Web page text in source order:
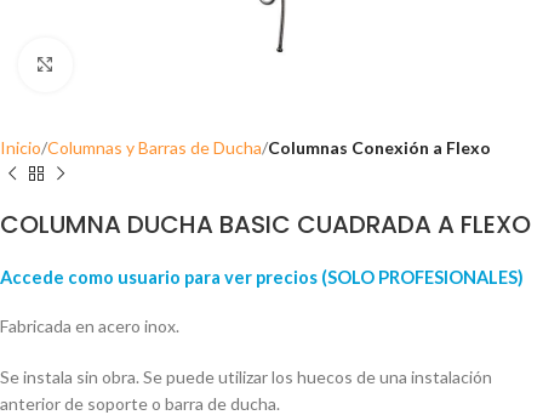
Inicio Columnas y Barras de Ducha Columnas Conexión a Flexo
COLUMNA DUCHA BASIC CUADRADA A FLEXO
Accede como usuario para ver precios (SOLO PROFESIONALES)
Fabricada en acero inox.
Se instala sin obra. Se puede utilizar los huecos de una instalación
anterior de soporte o barra de ducha.